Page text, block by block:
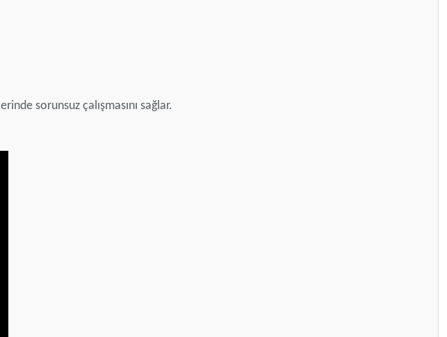
sorunsuz çalışmasını sağlar.